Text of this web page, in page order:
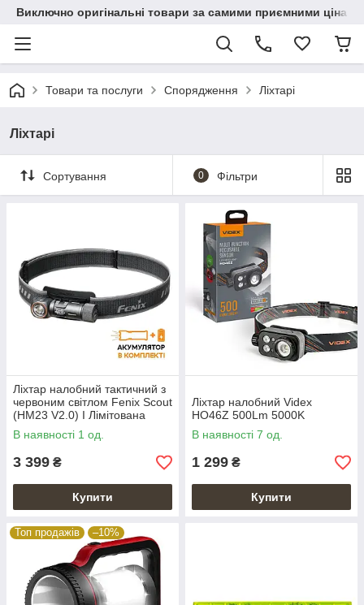
Виключно оригінальні товари за самими приємними
Товари та послуги Спорядження Ліхтарі
Ліхтарі
Сортування 0 Фільтри
Ліхтар налобний тактичний з
червоним світлом Fenix Scout
(HM23 V2.0) I Лімітована
серія
В наявності 1 од.
3 399 ₴
Купити
Ліхтар налобний Videx
HO46Z 500Lm 5000K
В наявності 7 од.
1 299 ₴
Купити
Топ продажів –10%